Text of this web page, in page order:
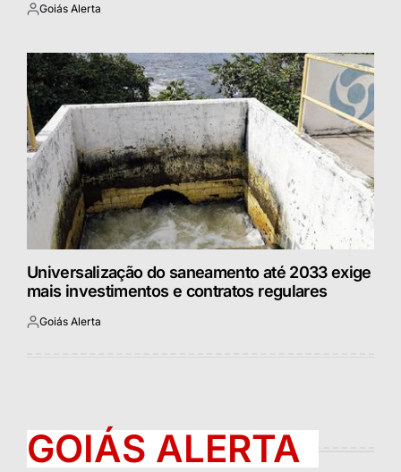
Postado
Goiás Alerta
Universalização do saneamento até 2033 exige
mais investimentos e contratos regulares
Postado
Goiás Alerta
GOIÁS ALERTA